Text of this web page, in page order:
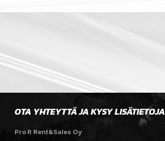
OTA YHTEYTTÄ JA KYSY LISÄTIETOJA
Pro R Rent&Sales Oy